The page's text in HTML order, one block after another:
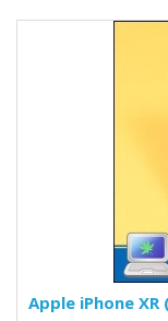
Apple iPhone XR